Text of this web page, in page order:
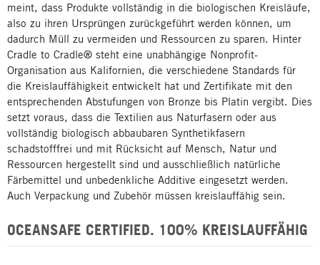
meint, dass Produkte vollständig in die biologischen Kreisläufe,
also zu ihren Ursprüngen zurückgeführt werden können, um
dadurch Müll zu vermeiden und Ressourcen zu sparen. Hinter
Cradle to Cradle® steht eine unabhängige Nonprofit-
Organisation aus Kalifornien, die verschiedene Standards für
die Kreislauffähigkeit entwickelt hat und Zertifikate mit den
entsprechenden Abstufungen von Bronze bis Platin vergibt. Dies
setzt voraus, dass die Textilien aus Naturfasern oder aus
vollständig biologisch abbaubaren Synthetikfasern
schadstofffrei und mit Rücksicht auf Mensch, Natur und
Ressourcen hergestellt sind und ausschließlich natürliche
Färbemittel und unbedenkliche Additive eingesetzt werden.
Auch Verpackung und Zubehör müssen kreislauffähig sein.
OCEANSAFE CERTIFIED. 100% KREISLAUFFÄHIG